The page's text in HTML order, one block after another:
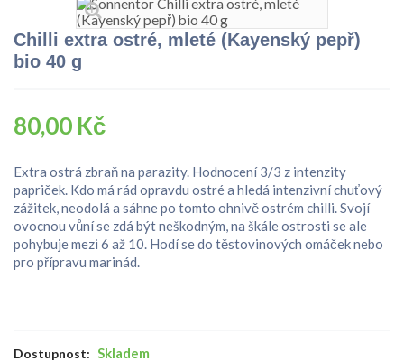
Chilli extra ostré, mleté (Kayenský pepř)
bio 40 g
80,00 Kč
Extra ostrá zbraň na parazity. Hodnocení 3/3 z intenzity
papriček. Kdo má rád opravdu ostré a hledá intenzivní chuťový
zážitek, neodolá a sáhne po tomto ohnivě ostrém chilli. Svojí
ovocnou vůní se zdá být neškodným, na škále ostrosti se ale
pohybuje mezi 6 až 10. Hodí se do těstovinových omáček nebo
pro přípravu marinád.
Dostupnost: Skladem